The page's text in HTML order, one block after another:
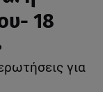
18
για